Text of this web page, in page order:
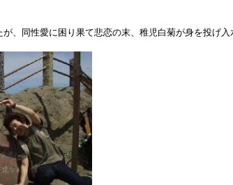
、同性愛に困り果て悲恋の末、稚児白菊が身を投げ入